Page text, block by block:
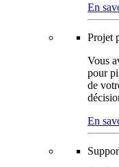
En
Projet
Vous
pour
de
En